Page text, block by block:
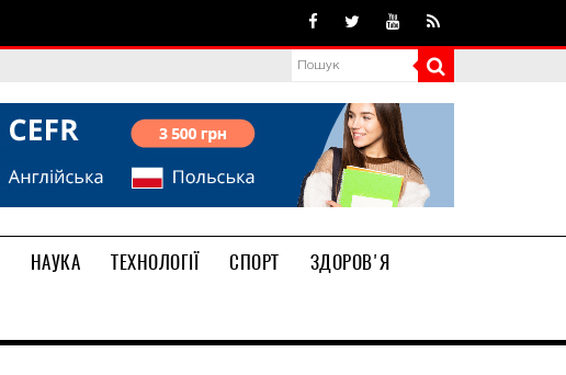
НАУКА ТЕХНОЛОГІЇ СПОРТ
ЗДОРОВ'Я